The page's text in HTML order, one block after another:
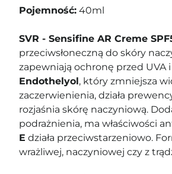
Pojemność: 40ml
SVR - Sensifine AR Creme
przeciwsłoneczną do skóry
zapewniają ochronę przed UVA
Endothelyol, który zmniejsza
zaczerwienienia, działa
rozjaśnia skórę naczyniową.
podrażnienia, ma właściwości
E działa przeciwstarzeniowo.
wrażliwej, naczyniowej czy z